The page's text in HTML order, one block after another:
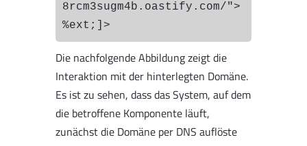
8rcm3sugm4b.oastify.com/">
%ext;]>
Die nachfolgende Abbildung zeigt die
Interaktion mit der hinterlegten Domäne.
Es ist zu sehen, dass das System, auf dem
die betroffene Komponente läuft,
zunächst die Domäne per DNS auflöste